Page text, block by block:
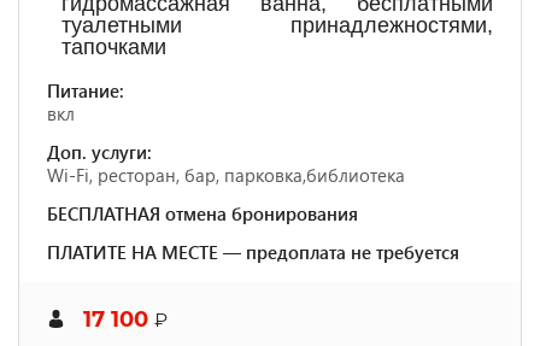
туалетными принадлежностями,
тапочками
Питание:
вкл
Доп. услуги:
Wi-Fi, ресторан, бар, парковка,библиотека
БЕСПЛАТНАЯ отмена бронирования
ПЛАТИТЕ НА МЕСТЕ — предоплата не требуется
17 100 ₽